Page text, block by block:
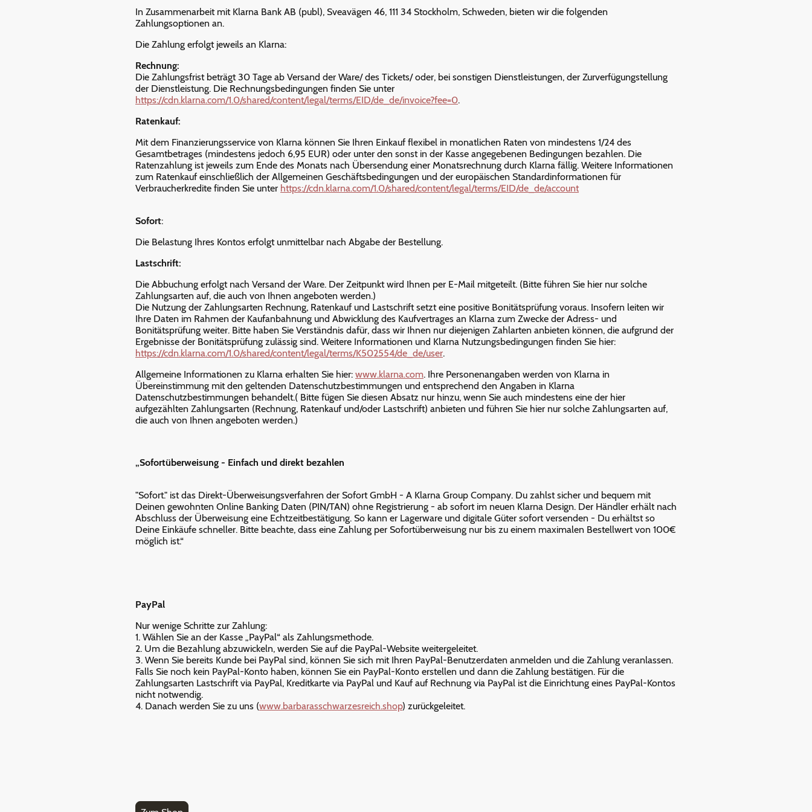
In Zusammenarbeit mit Klarna Bank AB (publ), Sveavägen 46, 111 34 Stockholm, Schweden, bieten wir die folgenden
Zahlungsoptionen an.
Die Zahlung erfolgt jeweils an Klarna:
Rechnung:
Die Zahlungsfrist beträgt 30 Tage ab Versand der Ware/ des Tickets/ oder, bei sonstigen Dienstleistungen, der Zurverfügungstellung
der Dienstleistung. Die Rechnungsbedingungen finden Sie unter
https://cdn.klarna.com/1.0/shared/content/legal/terms/EID/de_de/invoice?fee=0.
Ratenkauf:
Mit dem Finanzierungsservice von Klarna können Sie Ihren Einkauf flexibel in monatlichen Raten von mindestens 1/24 des
Gesamtbetrages (mindestens jedoch 6,95 EUR) oder unter den sonst in der Kasse angegebenen Bedingungen bezahlen. Die
Ratenzahlung ist jeweils zum Ende des Monats nach Übersendung einer Monatsrechnung durch Klarna fällig. Weitere Informationen
zum Ratenkauf einschließlich der Allgemeinen Geschäftsbedingungen und der europäischen Standardinformationen für
Verbraucherkredite finden Sie unter https://cdn.klarna.com/1.0/shared/content/legal/terms/EID/de_de/account
Sofort:
Die Belastung Ihres Kontos erfolgt unmittelbar nach Abgabe der Bestellung.
Lastschrift:
Die Abbuchung erfolgt nach Versand der Ware. Der Zeitpunkt wird Ihnen per E-Mail mitgeteilt. (Bitte führen Sie hier nur solche
Zahlungsarten auf, die auch von Ihnen angeboten werden.)
Die Nutzung der Zahlungsarten Rechnung, Ratenkauf und Lastschrift setzt eine positive Bonitätsprüfung voraus. Insofern leiten wir
Ihre Daten im Rahmen der Kaufanbahnung und Abwicklung des Kaufvertrages an Klarna zum Zwecke der Adress- und
Bonitätsprüfung weiter. Bitte haben Sie Verständnis dafür, dass wir Ihnen nur diejenigen Zahlarten anbieten können, die aufgrund der
Ergebnisse der Bonitätsprüfung zulässig sind. Weitere Informationen und Klarna Nutzungsbedingungen finden Sie hier:
https://cdn.klarna.com/1.0/shared/content/legal/terms/K502554/de_de/user.
Allgemeine Informationen zu Klarna erhalten Sie hier: www.klarna.com. Ihre Personenangaben werden von Klarna in
Übereinstimmung mit den geltenden Datenschutzbestimmungen und entsprechend den Angaben in Klarna
Datenschutzbestimmungen behandelt.( Bitte fügen Sie diesen Absatz nur hinzu, wenn Sie auch mindestens eine der hier
aufgezählten Zahlungsarten (Rechnung, Ratenkauf und/oder Lastschrift) anbieten und führen Sie hier nur solche Zahlungsarten auf,
die auch von Ihnen angeboten werden.)
„Sofortüberweisung - Einfach und direkt bezahlen
"Sofort." ist das Direkt-Überweisungsverfahren der Sofort GmbH - A Klarna Group Company. Du zahlst sicher und bequem mit
Deinen gewohnten Online Banking Daten (PIN/TAN) ohne Registrierung - ab sofort im neuen Klarna Design. Der Händler erhält nach
Abschluss der Überweisung eine Echtzeitbestätigung. So kann er Lagerware und digitale Güter sofort versenden - Du erhältst so
Deine Einkäufe schneller. Bitte beachte, dass eine Zahlung per Sofortüberweisung nur bis zu einem maximalen Bestellwert von 100€
möglich ist.“
PayPal
Nur wenige Schritte zur Zahlung:
1. Wählen Sie an der Kasse „PayPal“ als Zahlungsmethode.
2. Um die Bezahlung abzuwickeln, werden Sie auf die PayPal-Website weitergeleitet.
3. Wenn Sie bereits Kunde bei PayPal sind, können Sie sich mit Ihren PayPal-Benutzerdaten anmelden und die Zahlung veranlassen.
Falls Sie noch kein PayPal-Konto haben, können Sie ein PayPal-Konto erstellen und dann die Zahlung bestätigen. Für die
Zahlungsarten Lastschrift via PayPal, Kreditkarte via PayPal und Kauf auf Rechnung via PayPal ist die Einrichtung eines PayPal-Kontos
nicht notwendig.
4. Danach werden Sie zu uns (www.barbarasschwarzesreich.shop) zurückgeleitet.